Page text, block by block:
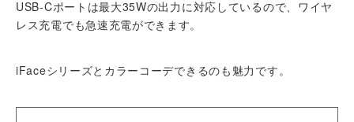
USB-Cポートは最大35Wの出力に対応しているので、ワイヤ
レス充電でも急速充電ができます。
iFaceシリーズとカラーコーデできるのも魅力です。